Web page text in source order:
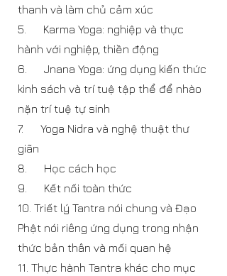
thanh và làm chủ cảm xúc
5. Karma Yoga: nghiệp và thực
hành với nghiệp, thiền động
6. Jnana Yoga: ứng dụng kiến thức
kinh sách và trí tuệ tập thể để nhào
nặn trí tuệ tự sinh
7. Yoga Nidra và nghệ thuật thư
giãn
8. Học cách học
9. Kết nối toàn thức
10. Triết lý Tantra nói chung và Đạo
Phật nói riêng ứng dụng trong nhận
thức bản thân và mối quan hệ
11. Thực hành Tantra khác cho mục